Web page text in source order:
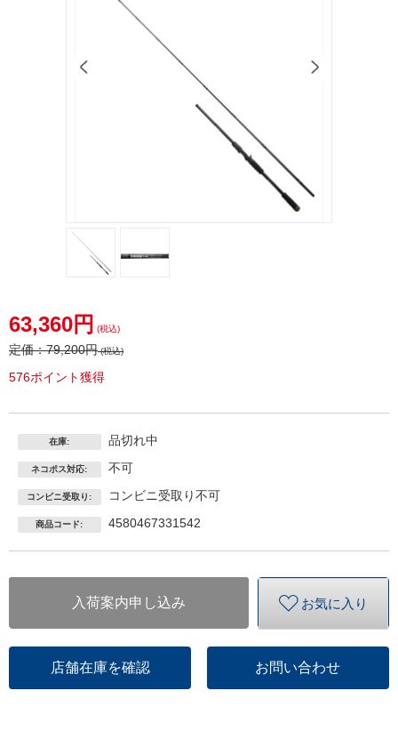
63,360円 (税込)
定価：79,200円(税込)
576ポイント獲得
在庫: 品切れ中
ネコポス対応: 不可
コンビニ受取り: コンビニ受取り不可
商品コード: 4580467331542
入荷案内申し込み お気に入り
店舗在庫を確認 お問い合わせ